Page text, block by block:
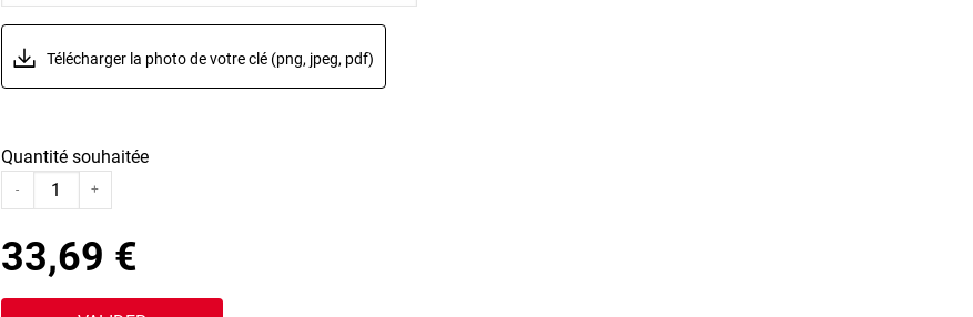
Télécharger la photo de votre clé (png, jpeg, pdf)
Quantité souhaitée
- +
33,69 €